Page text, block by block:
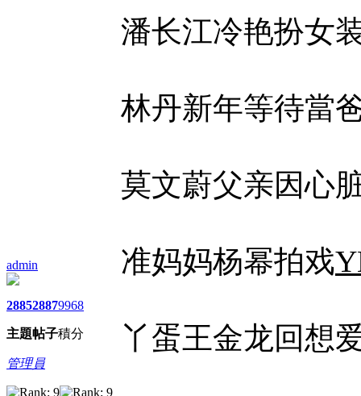
admin
2885
主題
2887
帖子
9968
積分
管理員
潘长江冷艳扮女
林丹新年等待當
莫文蔚父亲因心
准妈妈杨幂拍戏
丫蛋王金龙回想